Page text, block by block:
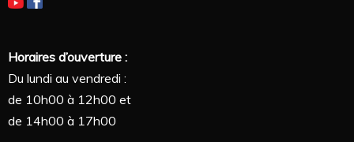
Horaires d’ouverture :
Du lundi au vendredi :
de 10h00 à 12h00 et
de 14h00 à 17h00